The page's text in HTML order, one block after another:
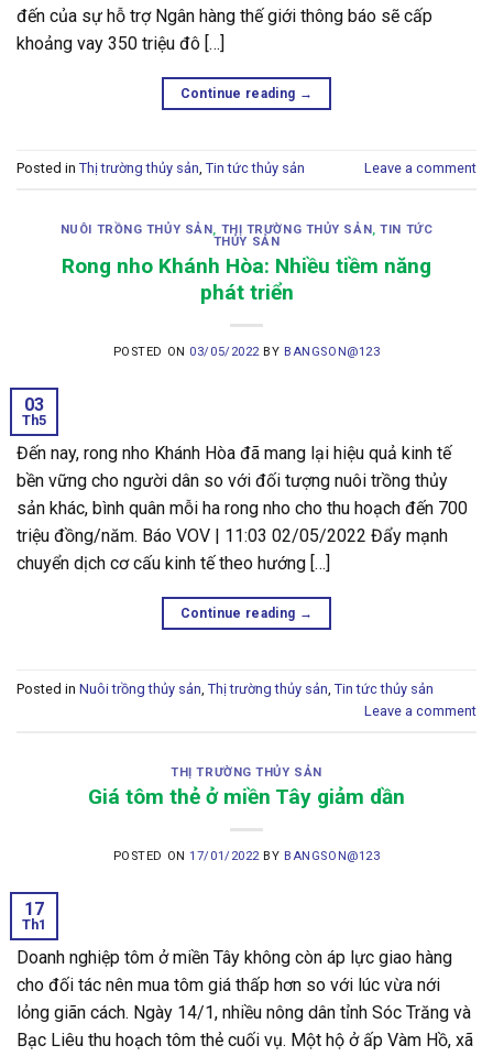
đến của sự hỗ trợ Ngân hàng thế giới thông báo sẽ cấp
khoảng vay 350 triệu đô […]
Continue reading →
Posted in Thị trường thủy sản, Tin tức thủy sản Leave a comment
NUÔI TRỒNG THỦY SẢN, THỊ TRƯỜNG THỦY SẢN,TIN TỨC
THỦY SẢN
Rong nho Khánh Hòa: Nhiều tiềm năng
phát triển
POSTED ON 03/05/2022BY BANGSON@123
03
Th5
Đến nay, rong nho Khánh Hòa đã mang lại hiệu quả kinh tế
bền vững cho người dân so với đối tượng nuôi trồng thủy
sản khác, bình quân mỗi ha rong nho cho thu hoạch đến 700
triệu đồng/năm. Báo VOV | 11:03 02/05/2022 Đẩy mạnh
chuyển dịch cơ cấu kinh tế theo hướng […]
Continue reading →
Posted in Nuôi trồng thủy sản Thị trường thủy sản Tin tức thủy sản
Leave a comment
THỊ TRƯỜNG THỦY SẢN
Giá tôm thẻ ở miền Tây giảm dần
POSTED ON17/01/2022BY BANGSON@123
17
Th1
Doanh nghiệp tôm ở miền Tây không còn áp lực giao hàng
cho đối tác nên mua tôm giá thấp hơn so với lúc vừa nới
lỏng giãn cách. Ngày 14/1, nhiều nông dân tỉnh Sóc Trăng và
Bạc Liêu thu hoạch tôm thẻ cuối vụ. Một hộ ở ấp Vàm Hồ, xã